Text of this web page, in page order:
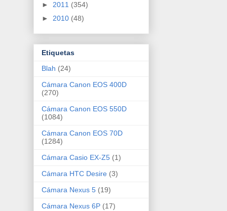
► 2011 (354)
► 2010 (48)
Etiquetas
Blah (24)
Cámara Canon EOS 400D
(270)
Cámara Canon EOS 550D
(1084)
Cámara Canon EOS 70D
(1284)
Cámara Casio EX-Z5 (1)
Cámara HTC Desire (3)
Cámara Nexus 5 (19)
Cámara Nexus 6P (17)